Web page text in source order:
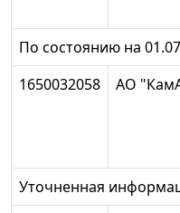
По состоянию на
1650032058
АО
Уточненная